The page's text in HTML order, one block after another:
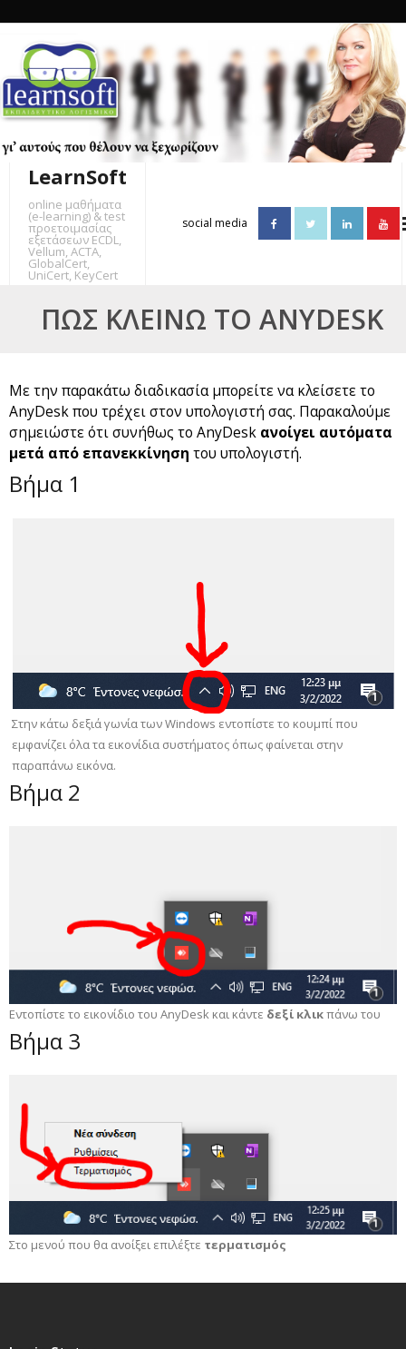
content
LearnSoft
online μαθήματα
(e-learning) & test
προετοιμασίας
εξετάσεων ECDL,
Vellum, ACTA,
GlobalCert,
UniCert, KeyCert
social media
ΠΩΣ ΚΛΕΊΝΩ ΤΟ ANYDESK
Με την παρακάτω διαδικασία μπορείτε να κλείσετε το
AnyDesk που τρέχει στον υπολογιστή σας. Παρακαλούμε
σημειώστε ότι συνήθως το AnyDesk ανοίγει αυτόματα
μετά από επανεκκίνηση του υπολογιστή.
Βήμα 1
Στην κάτω δεξιά γωνία των Windows εντοπίστε το κουμπί που
εμφανίζει όλα τα εικονίδια συστήματος όπως φαίνεται στην
παραπάνω εικόνα.
Βήμα 2
Εντοπίστε το εικονίδιο του AnyDesk και κάντε δεξί κλικπάνω του
Βήμα 3
Στο μενού που θα ανοίξει επιλέξτε τερματισμός